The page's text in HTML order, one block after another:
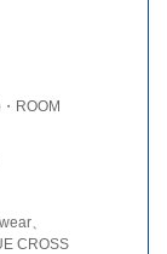
ROOM
、
CROSS